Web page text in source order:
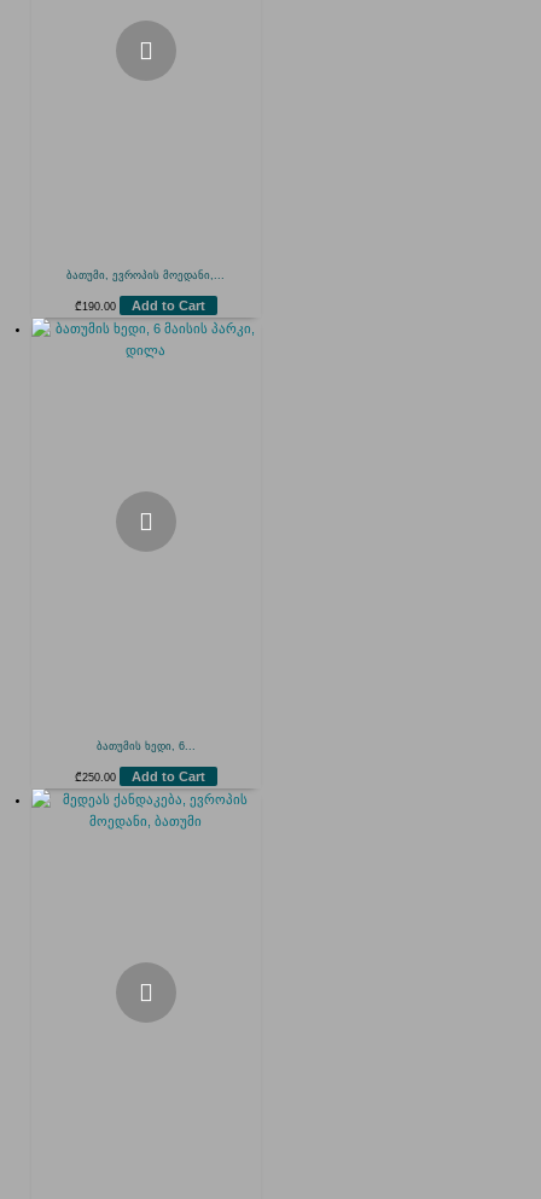
ბათუმი, ევროპის მოედანი,...
₾190.00 Add to Cart
ბათუმის ხედი, 6...
₾250.00 Add to Cart